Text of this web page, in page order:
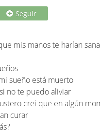
Seguir
mis manos te harían
sueño está muerto
no te puedo aliviar
crei que en algún
curar